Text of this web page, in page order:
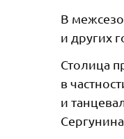
В
и других
Столица
в
и